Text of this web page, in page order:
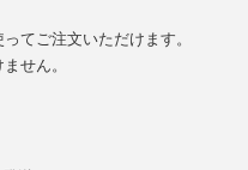
てご注文いただけます。
せん。